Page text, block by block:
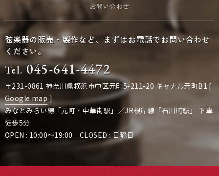
お問い合わせ
弦楽器の販売・製作など、まずはお電話でお問い合わせ
ください。
Tel. 045-641-4472
〒231-0861 神奈川県横浜市中区元町5-211-20 キャナル元町B1 [
Google map]
みなとみらい線「元町・中華街駅」／JR根岸線「石川町駅」 下車
徒歩5分
OPEN : 10:00～19:00 CLOSED : 日曜日